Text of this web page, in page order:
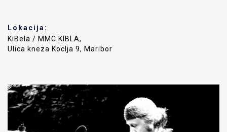
Lokacija:
KiBela / MMC KIBLA,
Ulica kneza Koclja 9, Maribor